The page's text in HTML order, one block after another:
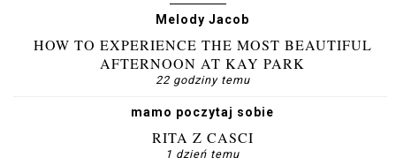
Melody Jacob
HOW TO EXPERIENCE THE MOST BEAUTIFUL
AFTERNOON AT KAY PARK
22 godziny temu
mamo poczytaj sobie
RITA Z CASCI
1 dzień temu